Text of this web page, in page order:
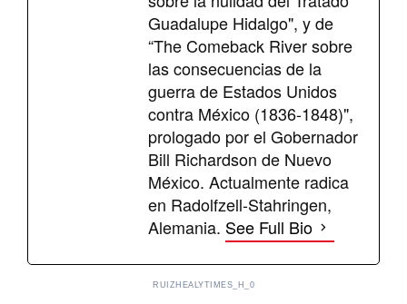
Guadalupe Hidalgo", y de
“The Comeback River sobre
las consecuencias de la
guerra de Estados Unidos
contra México (1836-1848)",
prologado por el Gobernador
Bill Richardson de Nuevo
México. Actualmente radica
en Radolfzell-Stahringen,
Alemania. See Full Bio
RUIZHEALYTIMES_H_0